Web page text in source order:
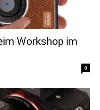
Workshop im
0